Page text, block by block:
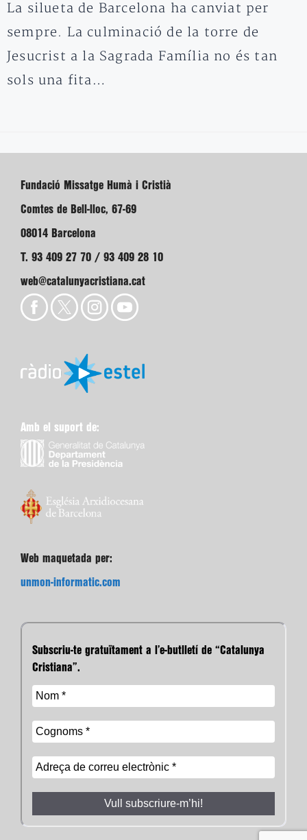
La silueta de Barcelona ha canviat per
sempre. La culminació de la torre de
Jesucrist a la Sagrada Família no és tan
sols una fita…
Fundació Missatge Humà i Cristià
Comtes de Bell-lloc, 67-69
08014 Barcelona
T. 93 409 27 70 / 93 409 28 10
web@catalunyacristiana.cat
Amb el suport de:
Web maquetada per:
unmon-informatic.com
Subscriu-te gratuïtament a l’e-butlletí de “Catalunya
Cristiana”.